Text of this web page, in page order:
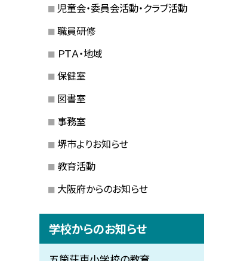
児童会・委員会活動・クラブ活動
職員研修
ＰＴＡ・地域
保健室
図書室
事務室
堺市よりお知らせ
教育活動
大阪府からのお知らせ
学校からのお知らせ